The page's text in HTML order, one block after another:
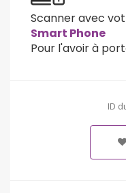
Scanner avec
Smart Phone
Pour l'avoir à
ID